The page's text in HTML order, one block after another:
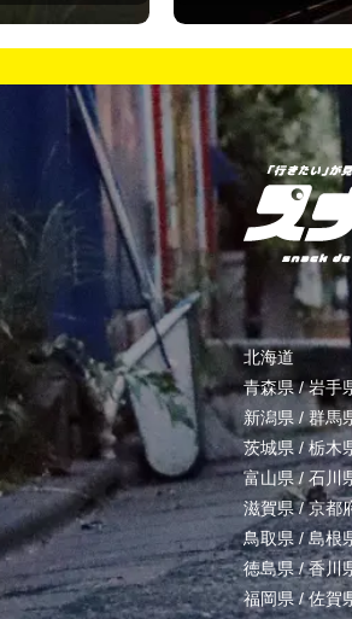
北海道
青森県/岩手
新潟県 / 群馬
茨城県 / 栃木
富山県/ 石川
滋賀県/京都
鳥取県/島根
徳島県/香川
福岡県/佐賀